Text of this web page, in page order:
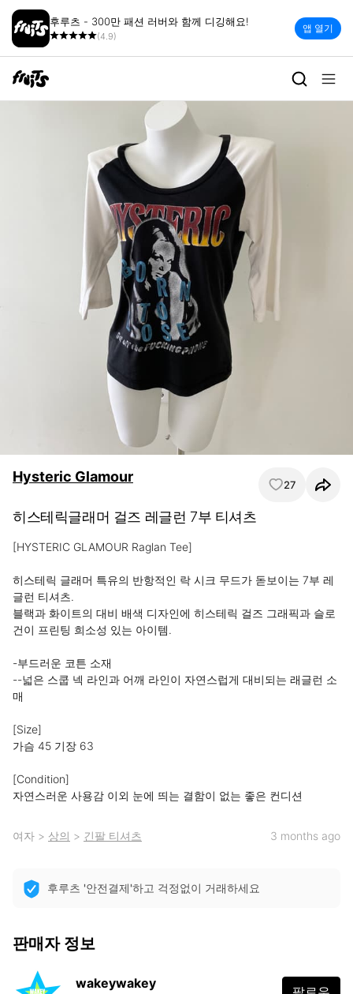
후루츠 - 300만 패션 러버와 함께 디깅해요!
(4.9)
앱 열기
Hysteric Glamour 27
히스테릭글래머 걸즈 레글런 7부 티셔츠
[HYSTERIC GLAMOUR Raglan Tee]
히스테릭 글래머 특유의 반항적인 락 시크 무드가 돋보이는 7부 레
글런 티셔츠.
블랙과 화이트의 대비 배색 디자인에 히스테릭 걸즈 그래픽과 슬로
건이 프린팅 희소성 있는 아이템.
-부드러운 코튼 소재
--넓은 스쿱 넥 라인과 어깨 라인이 자연스럽게 대비되는 래글런 소
매
[Size]
가슴 45 기장 63
[Condition]
자연스러운 사용감 이외 눈에 띄는 결함이 없는 좋은 컨디션
여자 > 상의 > 긴팔 티셔츠 3 months ago
후루츠 '안전결제'하고 걱정없이 거래하세요
판매자 정보
wakeywakey